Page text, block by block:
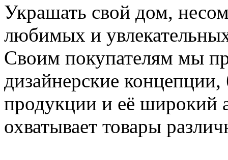
Украшать свой дом,
любимых и
Своим покупателям мы
дизайнерские концепции,
продукции и её широкий
охватывает товары